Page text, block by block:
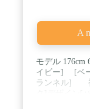
モデル
イビー] [ベ
ランネル] 衿
替え] / 袖 [長